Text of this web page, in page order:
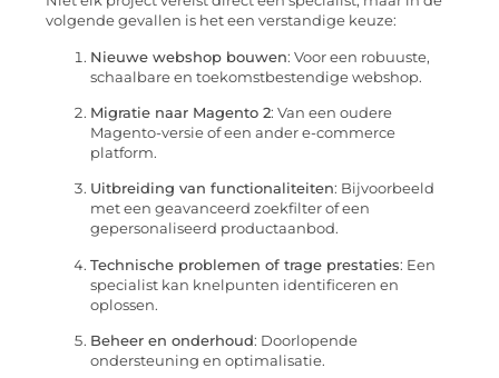
volgende gevallen is het een verstandige keuze:
Nieuwe webshop bouwen: Voor een robuuste,
schaalbare en toekomstbestendige webshop.
Migratie naar Magento 2: Van een oudere
Magento-versie of een ander e-commerce
platform.
Uitbreiding van functionaliteiten: Bijvoorbeeld
met een geavanceerd zoekfilter of een
gepersonaliseerd productaanbod.
Technische problemen of trage prestaties: Een
specialist kan knelpunten identificeren en
oplossen.
Beheer en onderhoud: Doorlopende
ondersteuning en optimalisatie.